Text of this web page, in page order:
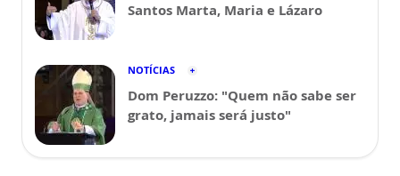
Santos Marta, Maria e Lázaro
NOTÍCIAS
Dom Peruzzo: "Quem não sabe ser
grato, jamais será justo"